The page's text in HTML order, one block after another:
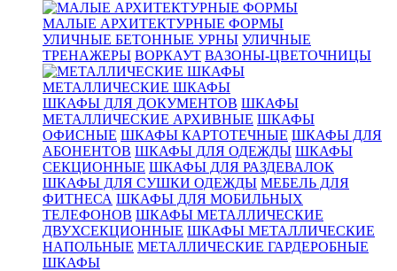
МАЛЫЕ АРХИТЕКТУРНЫЕ ФОРМЫ
УЛИЧНЫЕ БЕТОННЫЕ УРНЫ УЛИЧНЫЕ
ТРЕНАЖЕРЫ ВОРКАУТ ВАЗОНЫ-ЦВЕТОЧНИЦЫ
МЕТАЛЛИЧЕСКИЕ ШКАФЫ
ШКАФЫ ДЛЯ ДОКУМЕНТОВ ШКАФЫ
МЕТАЛЛИЧЕСКИЕ АРХИВНЫЕ ШКАФЫ
ОФИСНЫЕ ШКАФЫ КАРТОТЕЧНЫЕ ШКАФЫ ДЛЯ
АБОНЕНТОВ ШКАФЫ ДЛЯ ОДЕЖДЫ ШКАФЫ
СЕКЦИОННЫЕ ШКАФЫ ДЛЯ РАЗДЕВАЛОК
ШКАФЫ ДЛЯ СУШКИ ОДЕЖДЫ МЕБЕЛЬ ДЛЯ
ФИТНЕСА ШКАФЫ ДЛЯ МОБИЛЬНЫХ
ТЕЛЕФОНОВ ШКАФЫ МЕТАЛЛИЧЕСКИЕ
ДВУХСЕКЦИОННЫЕ ШКАФЫ МЕТАЛЛИЧЕСКИЕ
НАПОЛЬНЫЕ МЕТАЛЛИЧЕСКИЕ ГАРДЕРОБНЫЕ
ШКАФЫ